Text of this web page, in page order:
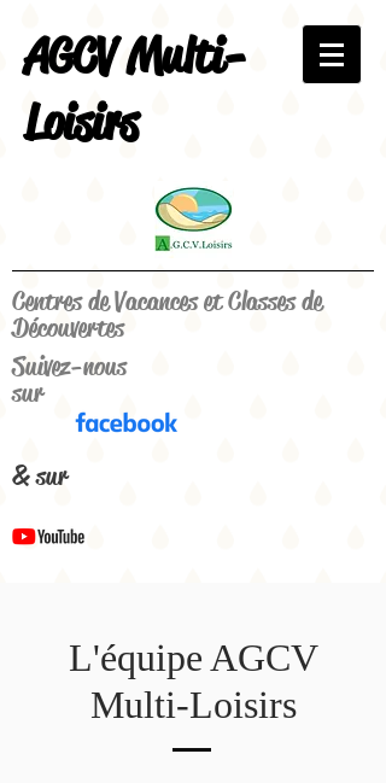
AGCV Multi-
Loisirs
Centres de Vacances et Classes de
Découvertes
Suivez-nous
sur
& sur
L'équipe AGCV
Multi-Loisirs